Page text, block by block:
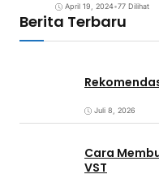
April 19, 2024•77 Dilihat
Berita Terbaru
Juli 8, 2026
Cara
VST